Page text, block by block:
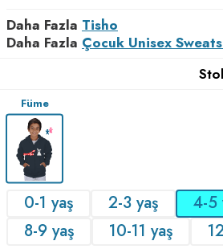
Daha Fazla Tisho
Daha Fazla Çocuk Unisex
Füme
0-1 yaş 2-3 yaş 4-5
8-9 yaş
10-11 yaş